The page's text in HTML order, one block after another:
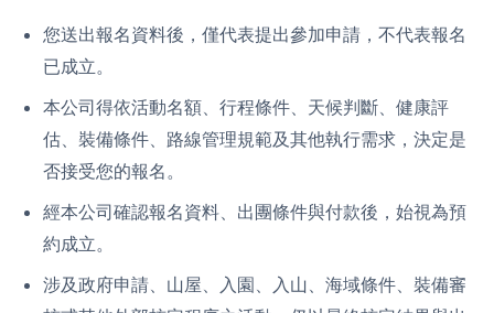
您送出報名資料後，僅代表提出參加申請，不代表報名
已成立。
本公司得依活動名額、行程條件、天候判斷、健康評
估、裝備條件、路線管理規範及其他執行需求，決定是
否接受您的報名。
經本公司確認報名資料、出團條件與付款後，始視為預
約成立。
涉及政府申請、山屋、入園、入山、海域條件、裝備審